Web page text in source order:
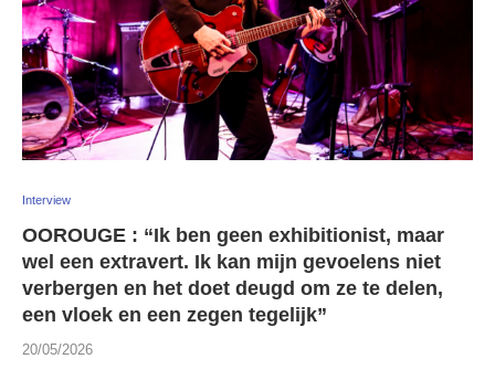
Interview
OOROUGE : “Ik ben geen exhibitionist, maar
wel een extravert. Ik kan mijn gevoelens niet
verbergen en het doet deugd om ze te delen,
een vloek en een zegen tegelijk”
20/05/2026